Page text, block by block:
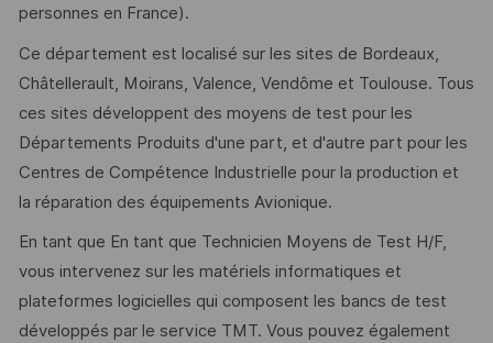
personnes en France).
Ce département est localisé sur les sites de Bordeaux,
Châtellerault, Moirans, Valence, Vendôme et Toulouse. Tous
ces sites développent des moyens de test pour les
Départements Produits d'une part, et d'autre part pour les
Centres de Compétence Industrielle pour la production et
la réparation des équipements Avionique.
En tant que En tant que Technicien Moyens de Test H/F,
vous intervenez sur les matériels informatiques et
plateformes logicielles qui composent les bancs de test
développés par le service TMT. Vous pouvez également